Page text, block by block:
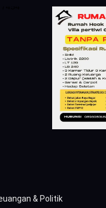
& Politik